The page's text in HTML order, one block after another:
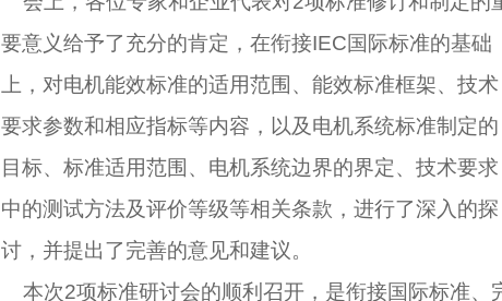
要意义给予了充分的肯定，在衔接IEC国际标准的基础
上，对电机能效标准的适用范围、能效标准框架、技术
要求参数和相应指标等内容，以及电机系统标准制定的
目标、标准适用范围、电机系统边界的界定、技术要求
中的测试方法及评价等级等相关条款，进行了深入的探
讨，并提出了完善的意见和建议。
本次2项标准研讨会的顺利召开，是衔接国际标准、